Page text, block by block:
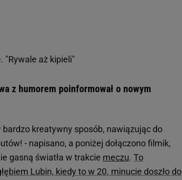
"Rywale aż kipieli"
z humorem poinformował o nowym
kreatywny sposób, nawiązując do
- napisano, a poniżej dołączono filmik,
gasną światła w trakcie meczu. To
Lubin, kiedy to w 20. minucie doszło do